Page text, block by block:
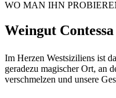
WO MAN IHN
Weingut
Im Herzen Westsiziliens ist
geradezu magischer Ort, an
verschmelzen und unsere